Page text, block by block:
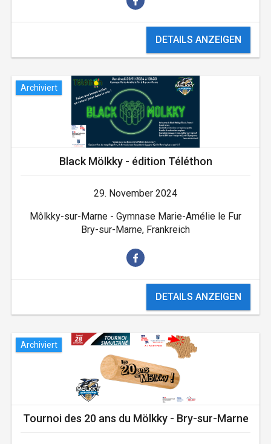
DETAILS ANZEIGEN
Archiviert
Black Mölkky - édition Téléthon
29. November 2024
Môlkky-sur-Marne - Gymnase Marie-Amélie le Fur
Bry-sur-Marne, Frankreich
DETAILS ANZEIGEN
Archiviert
Tournoi des 20 ans du Mölkky - Bry-sur-Marne